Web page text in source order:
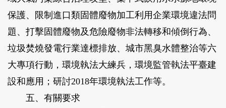
保護、限制進口類固體廢物加工利用企業環境違法問
題、打擊固體廢物及危險廢物非法轉移和傾倒行為、
垃圾焚燒發電行業達標排放、城市黑臭水體整治等六
大專項行動，環境執法大練兵，環境監管執法平臺建
設和應用；研討2018年環境執法工作等。
五、有關要求